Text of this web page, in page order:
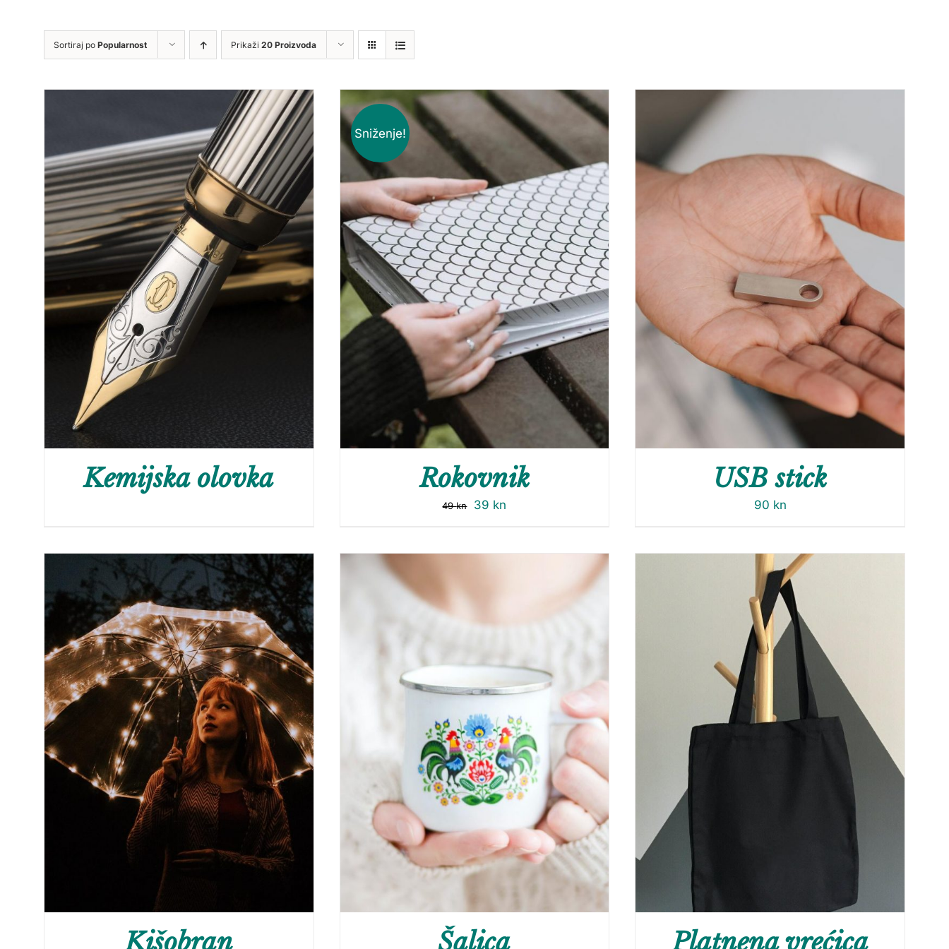
Sortiraj po Popularnost Prikaži 20 Proizvoda
Kemijska olovka
Sniženje!
Rokovnik
49kn 39 kn
USB stick
90 kn
Kišobran Šalica Platnena vrećica